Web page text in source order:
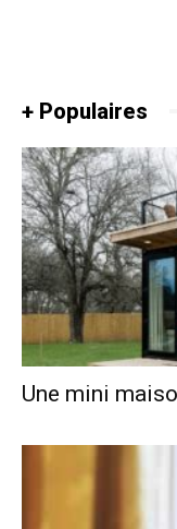
+ Populaires
Une mini